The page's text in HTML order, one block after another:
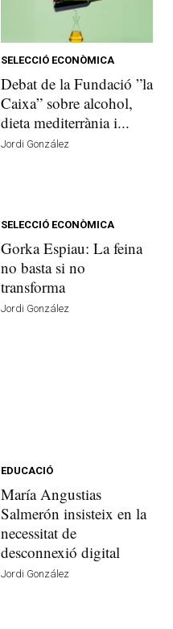
SELECCIÓ ECONÒMICA
Debat de la Fundació ”la
Caixa” sobre alcohol,
dieta mediterrània i...
Jordi González
SELECCIÓ ECONÒMICA
Gorka Espiau: La feina
no basta si no
transforma
Jordi González
EDUCACIÓ
María Angustias
Salmerón insisteix en la
necessitat de
desconnexió digital
Jordi González